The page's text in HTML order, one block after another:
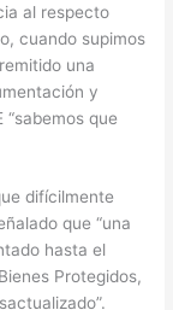
al respecto
cuando supimos
una
y
“sabemos que
difícilmente
que “una
hasta el
Protegidos,